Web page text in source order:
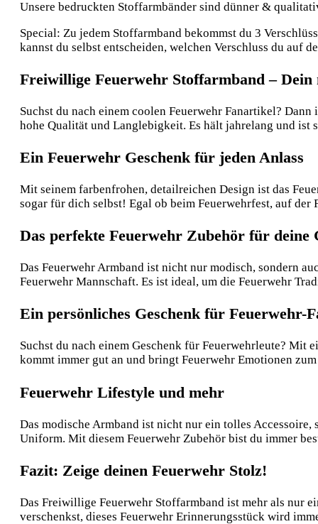
Unsere bedruckten Stoffarmbänder sind dünner &
Special: Zu jedem Stoffarmband bekommst du 3
kannst du selbst entscheiden, welchen Verschluss du auf
Freiwillige Feuerwehr Stoffarmband – Dein
Suchst du nach einem coolen Feuerwehr Fanartikel?
hohe Qualität und Langlebigkeit. Es hält jahrelang und ist
Ein Feuerwehr Geschenk für jeden Anlass
Mit seinem farbenfrohen, detailreichen Design ist das
sogar für dich selbst! Egal ob beim Feuerwehrfest, auf der
Das perfekte Feuerwehr Zubehör für deine
Das Feuerwehr Armband ist nicht nur modisch, sondern
Feuerwehr Mannschaft. Es ist ideal, um die Feuerwehr
Ein persönliches Geschenk für Feuerwehr-
Suchst du nach einem Geschenk für Feuerwehrleute? Mit
kommt immer gut an und bringt Feuerwehr Emotionen
Feuerwehr Lifestyle und mehr
Das modische Armband ist nicht nur ein tolles
Uniform. Mit diesem Feuerwehr Zubehör bist du immer
Fazit: Zeige deinen Feuerwehr Stolz!
Das Freiwillige Feuerwehr Stoffarmband ist mehr als nur
verschenkst, dieses Feuerwehr Erinnerungsstück wird